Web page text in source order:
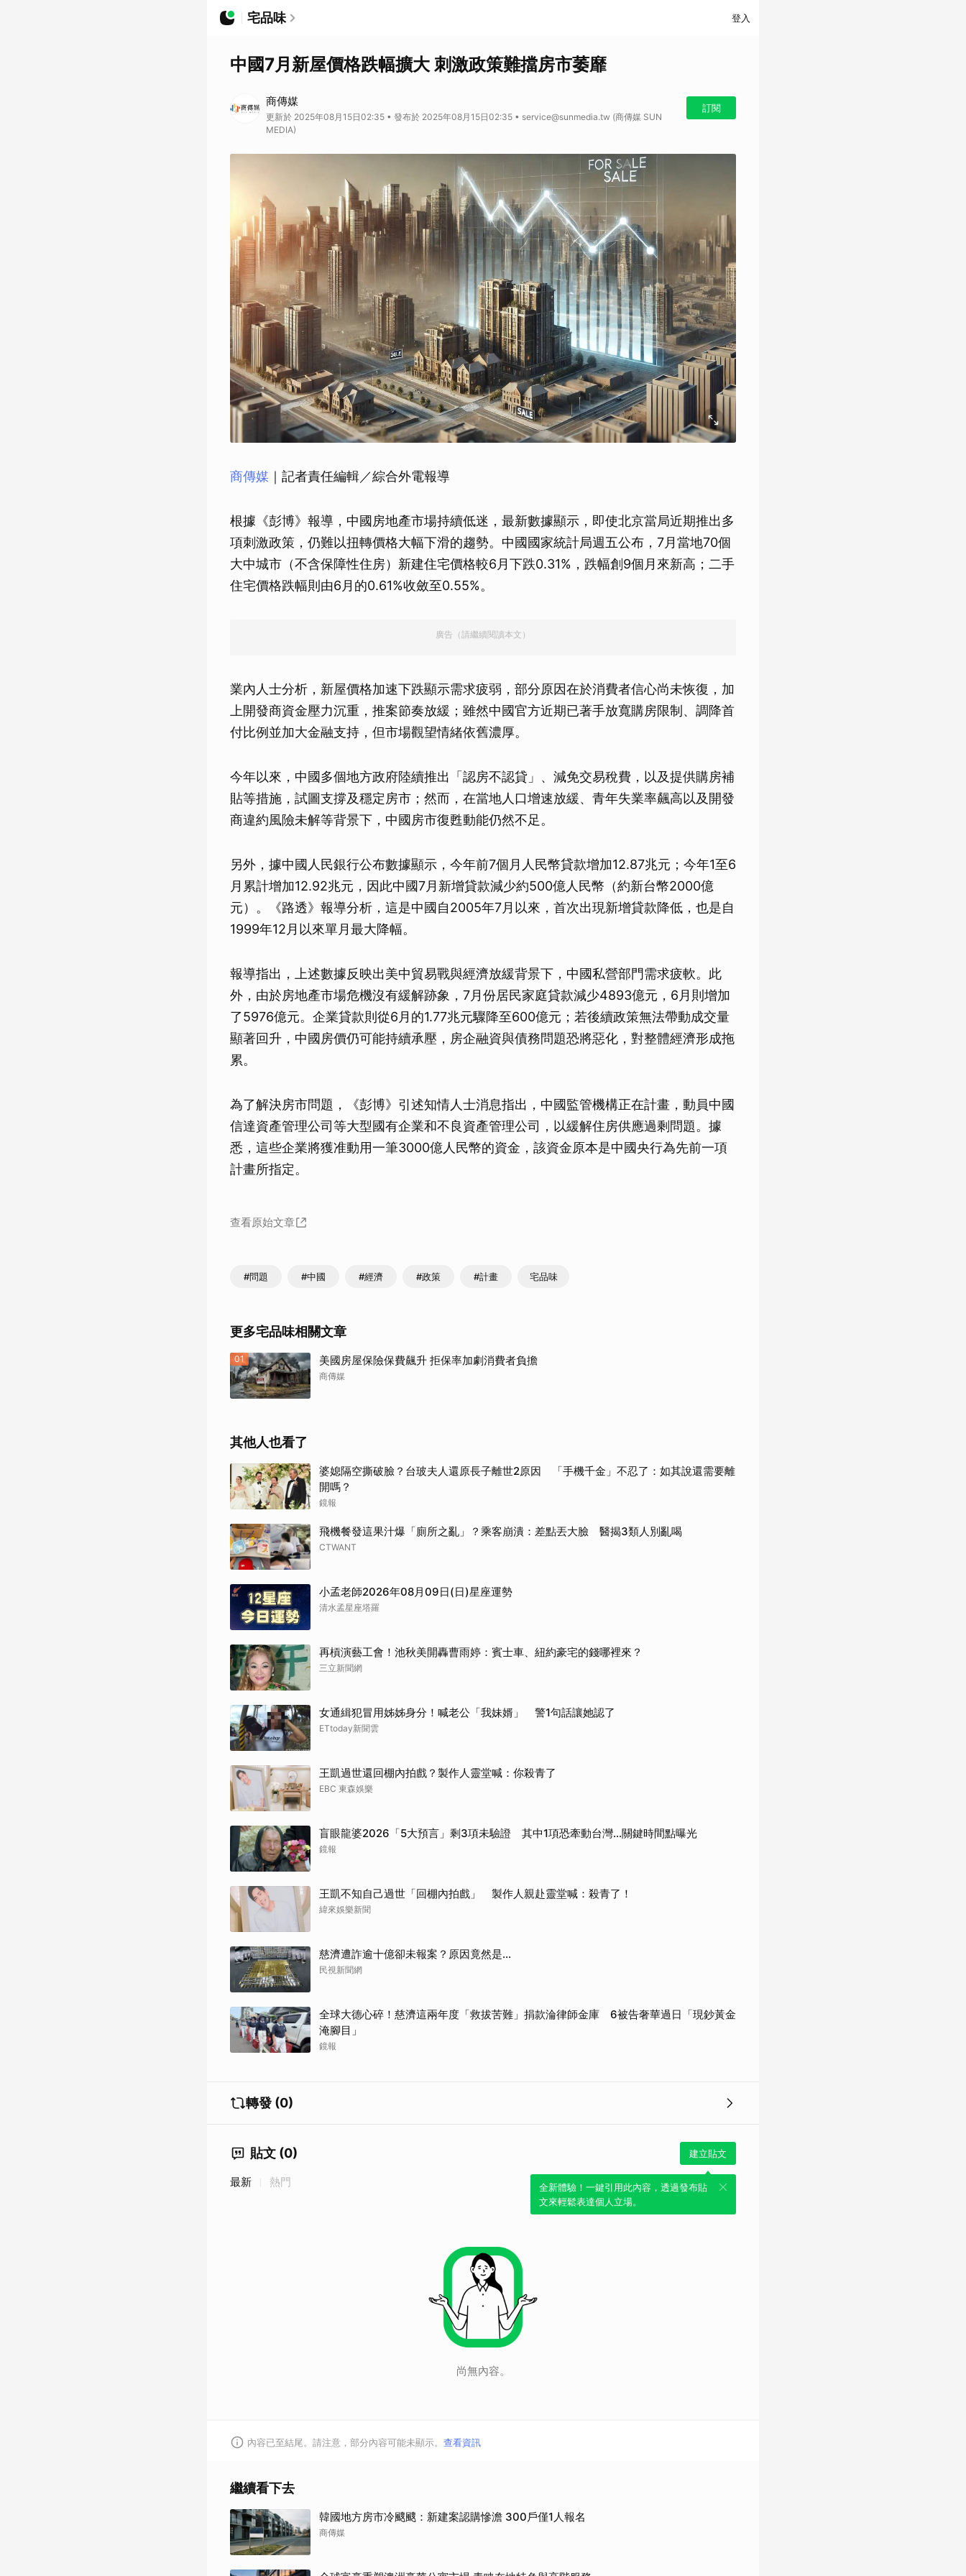
宅品味 登入
中國7月新屋價格跌幅擴大 刺激政策難擋房市萎靡
商傳媒
更新於 2025年08月15日02:35 • 發布於 2025年08月15日02:35 • service@sunmedia.tw (商傳媒 SUN
MEDIA)
訂閱
商傳媒 ｜記者責任編輯／綜合外電報導
根據《彭博》報導，中國房地產市場持續低迷，最新數據顯示，即使北京當局近期推出多
項刺激政策，仍難以扭轉價格大幅下滑的趨勢。中國國家統計局週五公布，7月當地70個
大中城市（不含保障性住房）新建住宅價格較6月下跌0.31%，跌幅創9個月來新高；二手
住宅價格跌幅則由6月的0.61%收斂至0.55%。
廣告（請繼續閱讀本文）
業內人士分析，新屋價格加速下跌顯示需求疲弱，部分原因在於消費者信心尚未恢復，加
上開發商資金壓力沉重，推案節奏放緩；雖然中國官方近期已著手放寬購房限制、調降首
付比例並加大金融支持，但市場觀望情緒依舊濃厚。
今年以來，中國多個地方政府陸續推出「認房不認貸」、減免交易稅費，以及提供購房補
貼等措施，試圖支撐及穩定房市；然而，在當地人口增速放緩、青年失業率飆高以及開發
商違約風險未解等背景下，中國房市復甦動能仍然不足。
另外，據中國人民銀行公布數據顯示，今年前7個月人民幣貸款增加12.87兆元；今年1至6
月累計增加12.92兆元，因此中國7月新增貸款減少約500億人民幣（約新台幣2000億
元）。《路透》報導分析，這是中國自2005年7月以來，首次出現新增貸款降低，也是自
1999年12月以來單月最大降幅。
報導指出，上述數據反映出美中貿易戰與經濟放緩背景下，中國私營部門需求疲軟。此
外，由於房地產市場危機沒有緩解跡象，7月份居民家庭貸款減少4893億元，6月則增加
了5976億元。企業貸款則從6月的1.77兆元驟降至600億元；若後續政策無法帶動成交量
顯著回升，中國房價仍可能持續承壓，房企融資與債務問題恐將惡化，對整體經濟形成拖
累。
為了解決房市問題，《彭博》引述知情人士消息指出，中國監管機構正在計畫，動員中國
信達資產管理公司等大型國有企業和不良資產管理公司，以緩解住房供應過剩問題。據
悉，這些企業將獲准動用一筆3000億人民幣的資金，該資金原本是中國央行為先前一項
計畫所指定。
查看原始文章
#問題 #中國 #經濟 #政策 #計畫 宅品味
更多宅品味相關文章
01 美國房屋保險保費飆升 拒保率加劇消費者負擔
商傳媒
其他人也看了
婆媳隔空撕破臉？台玻夫人還原長子離世2原因 「手機千金」不忍了：如其說還需要離
開嗎？
鏡報
飛機餐發這果汁爆「廁所之亂」？乘客崩潰：差點丟大臉 醫揭3類人別亂喝
CTWANT
小孟老師2026年08月09日(日)星座運勢
清水孟星座塔羅
再槓演藝工會！池秋美開轟曹雨婷：賓士車、紐約豪宅的錢哪裡來？
三立新聞網
女通緝犯冒用姊姊身分！喊老公「我妹婿」 警1句話讓她認了
ETtoday新聞雲
王凱過世還回棚內拍戲？製作人靈堂喊：你殺青了
EBC 東森娛樂
盲眼龍婆2026「5大預言」剩3項未驗證 其中1項恐牽動台灣...關鍵時間點曝光
鏡報
王凱不知自己過世「回棚內拍戲」 製作人親赴靈堂喊：殺青了！
緯來娛樂新聞
慈濟遭詐逾十億卻未報案？原因竟然是...
民視新聞網
全球大德心碎！慈濟這兩年度「救拔苦難」捐款淪律師金庫 6被告奢華過日「現鈔黃金
淹腳目」
鏡報
轉發 (0)
貼文 (0) 建立貼文
全新體驗！一鍵引用此內容，透過發布貼
文來輕鬆表達個人立場。
最新 熱門
尚無內容。
內容已至結尾。請注意，部分內容可能未顯示。 查看資訊
繼續看下去
韓國地方房市冷颼颼：新建案認購慘澹 300戶僅1人報名
商傳媒